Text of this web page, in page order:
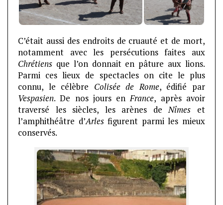
C’était aussi des endroits de cruauté et de mort,
notamment avec les persécutions faites aux
Chrétiens que l’on donnait en pâture aux lions.
Parmi ces lieux de spectacles on cite le plus
connu, le célèbre Colisée de Rome, édifié par
Vespasien. De nos jours enFrance, après avoir
traversé les siècles, les arènes deNîmes et
l’amphithéâtre d’Arlesfigurent parmi les mieux
conservés.